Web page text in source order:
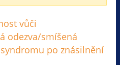
vůči
odezva/smíšená
po znásilnění